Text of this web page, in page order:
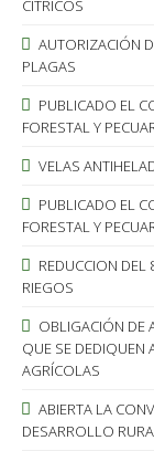
CÍTRICOS
AUTORIZACIÓN
PLAGAS
PUBLICADO EL
FORESTAL Y
VELAS
PUBLICADO EL
FORESTAL Y
REDUCCION DEL
RIEGOS
OBLIGACIÓN DE
QUE SE DEDIQUEN
AGRÍCOLAS
ABIERTA LA
DESARROLLO